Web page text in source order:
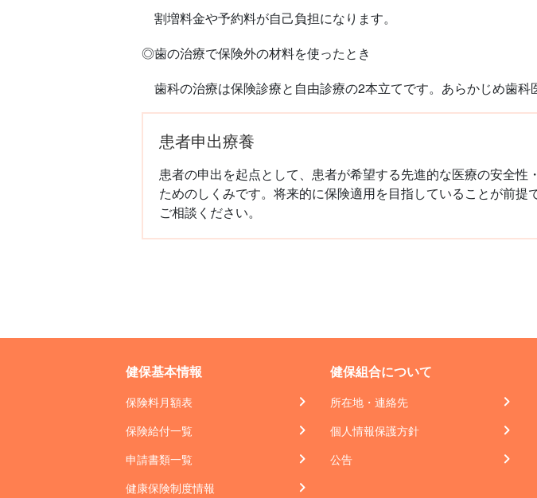
割増料金や予約料が自己負担になります。
◎歯の治療で保険外の材料を使ったとき
歯科の治療は保険診療と自由診療の2本立てです。あらかじめ歯科
患者申出療養
患者の申出を起点として、患者が希望する先進的な医療の安全
ためのしくみです。将来的に保険適用を目指していることが前
ご相談ください。
健保基本情報
保険料月額表
保険給付一覧
申請書類一覧
健康保険制度情報
健保組合について
所在地・連絡先
個人情報保護方針
公告